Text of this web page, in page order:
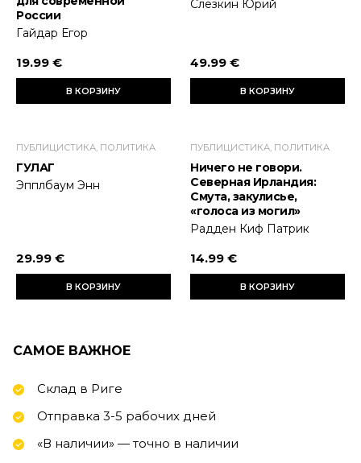
России
Гайдар Егор
19.99 €
В КОРЗИНУ
Слезкин Юрий
49.99 €
В КОРЗИНУ
ПУБЛИЦИСТИКА, ПОЛИТИКА
ГУЛАГ
Эпплбаум Энн
29.99 €
В КОРЗИНУ
ПУБЛИЦИСТИКА, ПОЛИТИКА
Ничего не говори.
Северная Ирландия:
Смута, закулисье,
«голоса из могил»
Радден Киф Патрик
14.99 €
В КОРЗИНУ
САМОЕ ВАЖНОЕ
Склад в Риге
Отправка 3-5 рабочих дней
«В наличии» — точно в наличии